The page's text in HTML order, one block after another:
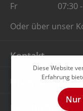
Fr
07:30
Oder über unser
Kontakt
Unternehmen
Rechtliches
Diese Website
Erfahrung
Nur